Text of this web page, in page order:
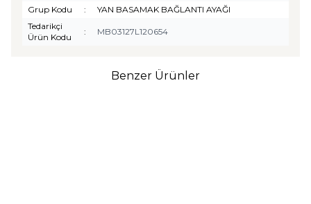
Grup Kodu
:
YAN BASAMAK BAĞLANTI AYAĞI
Tedarikçi
Ürün Kodu
: MB03127L120654
Benzer Ürünler